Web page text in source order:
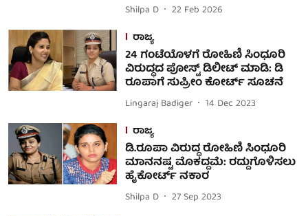
Shilpa D
22 Feb 2026
ರಾಜ್ಯ
24 ಗಂಟೆಯೊಳಗೆ ರೋಹಿಣಿ ಸಿಂಧೂರಿ
ವಿರುದ್ಧದ ಪೋಸ್ಟ್ ಡಿಲೀಟ್ ಮಾಡಿ: ಡಿ
ರೂಪಾಗೆ ಸುಪ್ರೀಂ ಕೋರ್ಟ್ ಸೂಚನೆ
Lingaraj Badiger
14 Dec 2023
ರಾಜ್ಯ
ಡಿ.ರೂಪಾ ವಿರುದ್ಧ ರೋಹಿಣಿ ಸಿಂಧೂರಿ
ಮಾನನಷ್ಟ ಮೊಕದ್ದಮೆ: ರದ್ದುಗೊಳಿಸಲು
ಹೈಕೋರ್ಟ್ ನಕಾರ
Shilpa D
27 Sep 2023